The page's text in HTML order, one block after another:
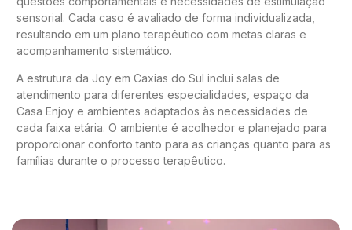
sensorial. Cada caso é avaliado de forma individualizada,
resultando em um plano terapêutico com metas claras e
acompanhamento sistemático.
A estrutura da Joy em Caxias do Sul inclui salas de
atendimento para diferentes especialidades, espaço da
Casa Enjoy e ambientes adaptados às necessidades de
cada faixa etária. O ambiente é acolhedor e planejado para
proporcionar conforto tanto para as crianças quanto para as
famílias durante o processo terapêutico.